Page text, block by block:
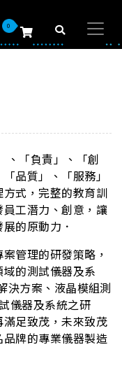
0
、「負責」、「創
品質」、「服務」
式，完整的教育訓
工潛力、創意，讓
的原動力．
管理的研發策略，
的測試儀器及系
決方案、液晶模組測
儀器及系統之研
足致茂，未來致茂
牌的專業儀器製造